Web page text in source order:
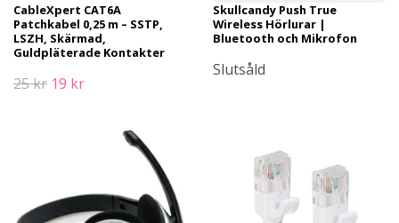
CableXpert CAT6A
Patchkabel 0,25 m – SSTP,
LSZH, Skärmad,
Guldpläterade Kontakter
25 kr 19 kr
Skullcandy Push True
Wireless Hörlurar |
Bluetooth och Mikrofon
Slutsåld